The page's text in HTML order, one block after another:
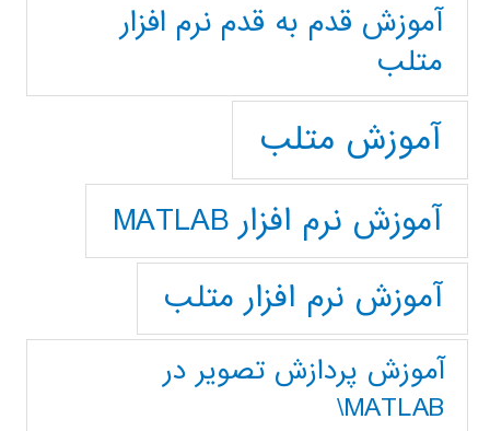
آموزش قدم به قدم نرم افزار
متلب
آموزش متلب
آموزش نرم افزار MATLAB
آموزش نرم افزار متلب
آموزش پردازش تصوير در
MATLAB\